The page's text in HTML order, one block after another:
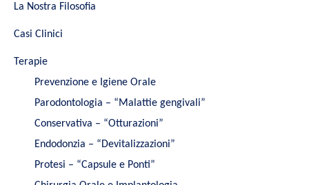
La Nostra Filosofia
Casi Clinici
Terapie
Prevenzione e Igiene Orale
Parodontologia – “Malattie gengivali”
Conservativa – “Otturazioni”
Endodonzia – “Devitalizzazioni”
Protesi – “Capsule e Ponti”